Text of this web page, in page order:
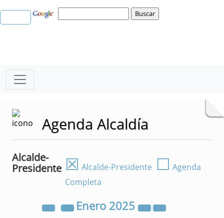
Agenda Alcaldía
Alcalde-
Presidente ☒ Alcalde-Presidente ☐ Agenda
Completa
Enero 2025